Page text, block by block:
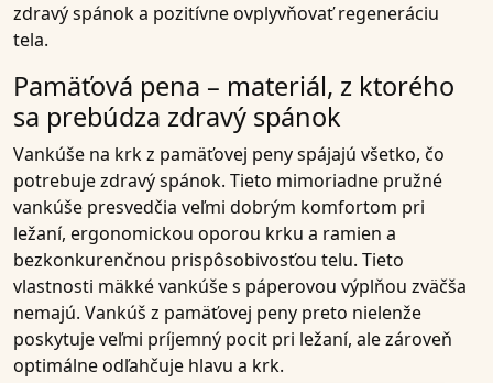
zdravý spánok a pozitívne ovplyvňovať regeneráciu
tela.
Pamäťová pena – materiál, z ktorého
sa prebúdza zdravý spánok
Vankúše na krk z pamäťovej peny spájajú všetko, čo
potrebuje zdravý spánok. Tieto mimoriadne pružné
vankúše presvedčia veľmi dobrým komfortom pri
ležaní, ergonomickou oporou krku a ramien a
bezkonkurenčnou prispôsobivosťou telu. Tieto
vlastnosti mäkké vankúše s páperovou výplňou zväčša
nemajú. Vankúš z pamäťovej peny preto nielenže
poskytuje veľmi príjemný pocit pri ležaní, ale zároveň
optimálne odľahčuje hlavu a krk.